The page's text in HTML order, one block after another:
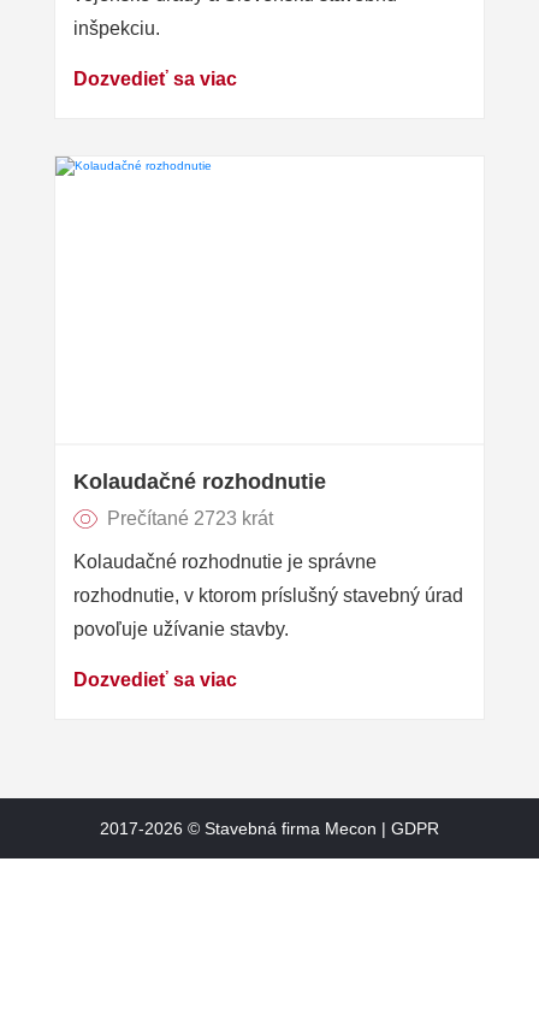
inšpekciu.
Dozvedieť sa viac
Kolaudačné rozhodnutie
Prečítané 2723 krát
Kolaudačné rozhodnutie je správne
rozhodnutie, v ktorom príslušný stavebný úrad
povoľuje užívanie stavby.
Dozvedieť sa viac
2017-2026 © Stavebná firma Mecon | GDPR